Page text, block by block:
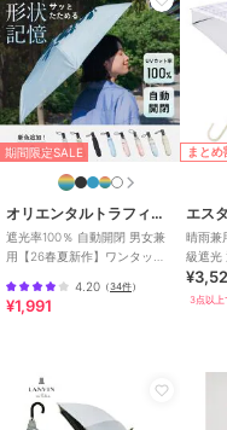
素材
かさ
0%
商品
特徴
傘・
ポリ
雨兼
ポリ
雨兼
原産国 中国製
期間限定SALE
オリエンタルトラフィック
遮光率100％ 自動開閉 男女兼
用【26春夏新作】ワンタッチ
0601
4.20 （34件）
¥1,991
まとめ
エスタ
晴雨兼
級遮光
3点以上